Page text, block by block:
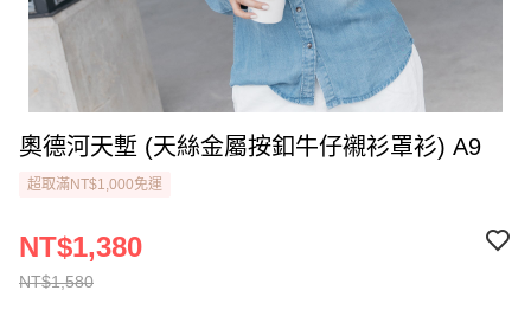
奧德河天塹 (天絲金屬按釦牛仔襯衫罩衫) A9
超取滿NT$1,000免運
NT$1,580
NT$1,380